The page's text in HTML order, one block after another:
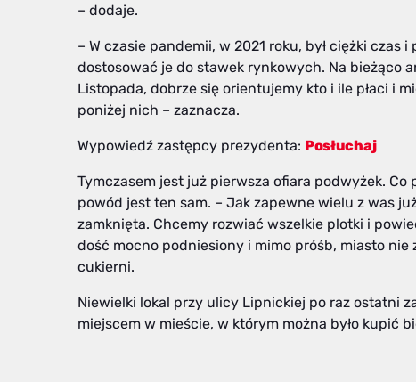
– dodaje.
– W czasie pandemii, w 2021 roku, był ciężki czas
dostosować je do stawek rynkowych. Na bieżąco
Listopada, dobrze się orientujemy kto i ile płaci i
poniżej nich – zaznacza.
Wypowiedź zastępcy prezydenta: Posłuchaj
Tymczasem jest już pierwsza ofiara podwyżek.
powód jest ten sam. – Jak zapewne wielu z was
zamknięta. Chcemy rozwiać wszelkie plotki i
dość mocno podniesiony i mimo próśb, miasto
cukierni.
Niewielki lokal przy ulicy Lipnickiej po raz ostatni
miejscem w mieście, w którym można było kupić